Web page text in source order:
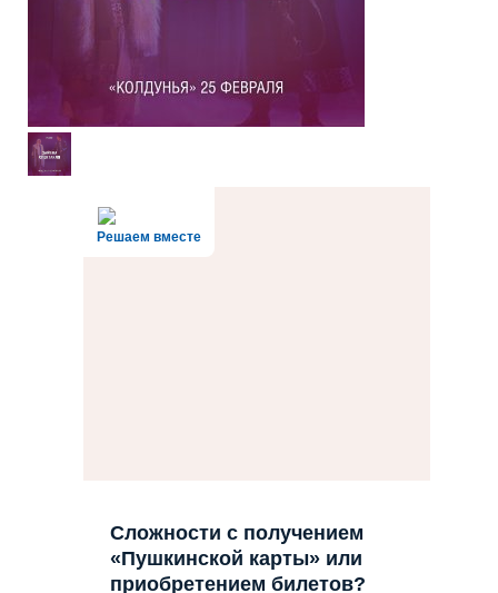
Решаем вместе
Сложности с получением
«Пушкинской карты» или
приобретением билетов?